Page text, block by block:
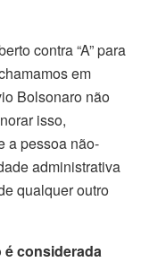
contra “A” para
em
Bolsonaro não
isso,
a pessoa não-
administrativa
qualquer outro
considerada